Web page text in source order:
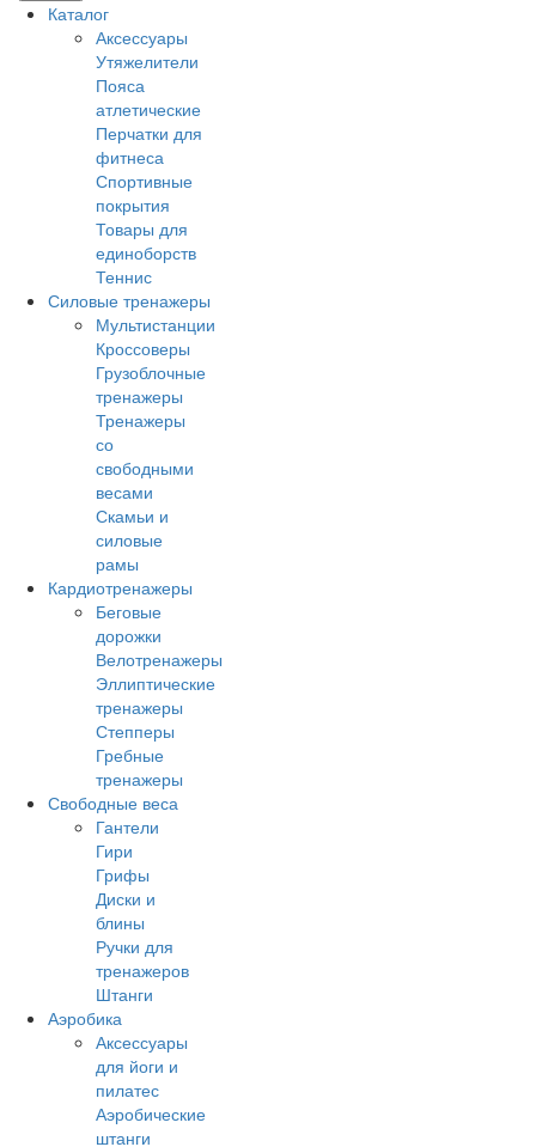
Каталог
Аксессуары
Утяжелители
Пояса
атлетические
Перчатки для
фитнеса
Спортивные
покрытия
Товары для
единоборств
Теннис
Силовые тренажеры
Мультистанции
Кроссоверы
Грузоблочные
тренажеры
Тренажеры
со
свободными
весами
Скамьи и
силовые
рамы
Кардиотренажеры
Беговые
дорожки
Велотренажеры
Эллиптические
тренажеры
Степперы
Гребные
тренажеры
Свободные веса
Гантели
Гири
Грифы
Диски и
блины
Ручки для
тренажеров
Штанги
Аэробика
Аксессуары
для йоги и
пилатес
Аэробические
штанги